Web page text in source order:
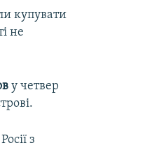
купувати
не
у четвер
з